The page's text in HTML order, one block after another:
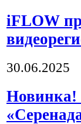
iFLOW
30.06.2025
Новинка!